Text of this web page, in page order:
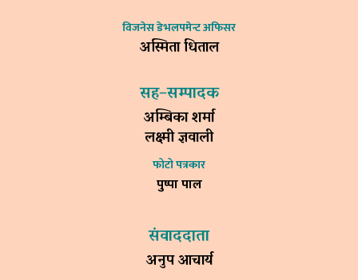
विजनेस डेभलपमेन्ट अफिसर
अस्मिता धिताल
सह–सम्पादक
अम्बिका शर्मा
लक्ष्मी ज्ञवाली
फोटो पत्रकार
पुष्पा पाल
संवाददाता
अनुप आचार्य